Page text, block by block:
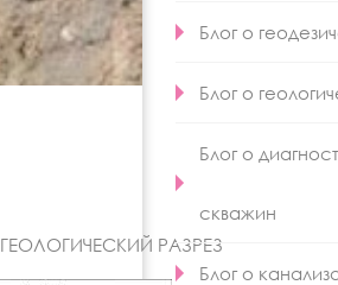
РАЗРЕЗ
Блог о
Блог о
Блог о
скважин
Блог о